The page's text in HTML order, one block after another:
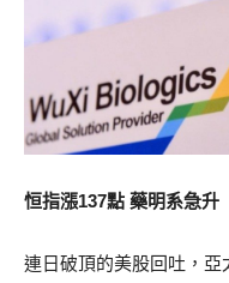
恒指漲137點 藥明系急升
連日破頂的美股回吐，